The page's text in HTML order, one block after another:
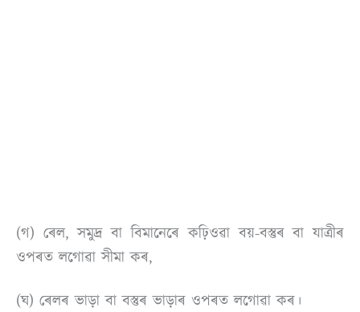
(গ) ৰেল, সমুদ্ৰ বা বিমানেৰে কঢ়িওৱা বয়-বস্তুৰ বা যাত্ৰীৰ
ওপৰত লগোৱা সীমা কৰ,
(ঘ) ৰেলৰ ভাড়া বা বস্তুৰ ভাড়াৰ ওপৰত লগোৱা কৰ।